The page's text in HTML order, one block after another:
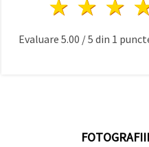
3
2
1 stea
Evaluare 5.00 /5 din 1